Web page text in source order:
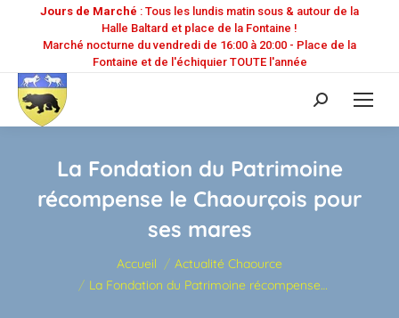
Jours de Marché : Tous les lundis matin sous & autour de la
Halle Baltard et place de la Fontaine !
Marché nocturne du vendredi de 16:00 à 20:00 - Place de la
Fontaine et de l'échiquier TOUTE l'année
Recherche
:
La Fondation du Patrimoine
récompense le Chaourçois pour
ses mares
Accueil
Actualité Chaource
La Fondation du Patrimoine récompense…